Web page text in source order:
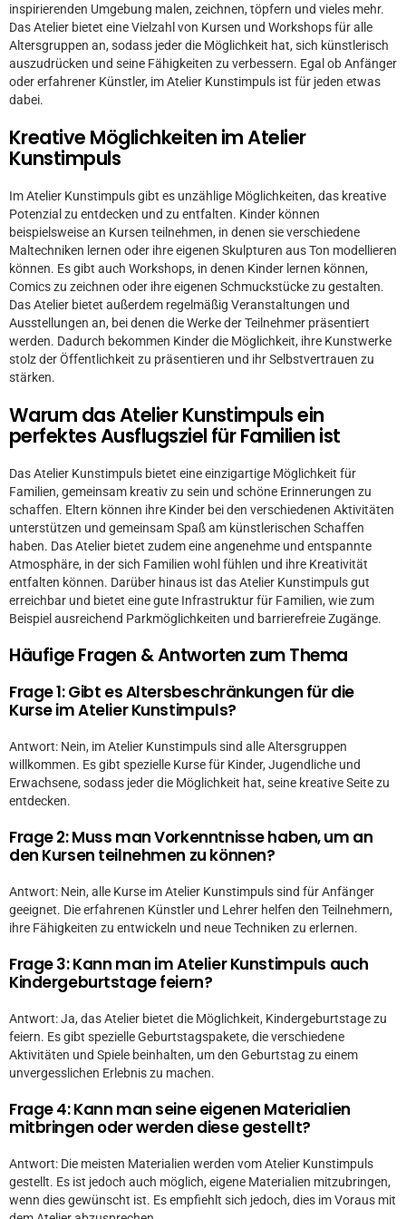
inspirierenden Umgebung malen, zeichnen, töpfern und vieles mehr.
Das Atelier bietet eine Vielzahl von Kursen und Workshops für alle
Altersgruppen an, sodass jeder die Möglichkeit hat, sich künstlerisch
auszudrücken und seine Fähigkeiten zu verbessern. Egal ob Anfänger
oder erfahrener Künstler, im Atelier Kunstimpuls ist für jeden etwas
dabei.
Kreative Möglichkeiten im Atelier
Kunstimpuls
Im Atelier Kunstimpuls gibt es unzählige Möglichkeiten, das kreative
Potenzial zu entdecken und zu entfalten. Kinder können
beispielsweise an Kursen teilnehmen, in denen sie verschiedene
Maltechniken lernen oder ihre eigenen Skulpturen aus Ton modellieren
können. Es gibt auch Workshops, in denen Kinder lernen können,
Comics zu zeichnen oder ihre eigenen Schmuckstücke zu gestalten.
Das Atelier bietet außerdem regelmäßig Veranstaltungen und
Ausstellungen an, bei denen die Werke der Teilnehmer präsentiert
werden. Dadurch bekommen Kinder die Möglichkeit, ihre Kunstwerke
stolz der Öffentlichkeit zu präsentieren und ihr Selbstvertrauen zu
stärken.
Warum das Atelier Kunstimpuls ein
perfektes Ausflugsziel für Familien ist
Das Atelier Kunstimpuls bietet eine einzigartige Möglichkeit für
Familien, gemeinsam kreativ zu sein und schöne Erinnerungen zu
schaffen. Eltern können ihre Kinder bei den verschiedenen Aktivitäten
unterstützen und gemeinsam Spaß am künstlerischen Schaffen
haben. Das Atelier bietet zudem eine angenehme und entspannte
Atmosphäre, in der sich Familien wohl fühlen und ihre Kreativität
entfalten können. Darüber hinaus ist das Atelier Kunstimpuls gut
erreichbar und bietet eine gute Infrastruktur für Familien, wie zum
Beispiel ausreichend Parkmöglichkeiten und barrierefreie Zugänge.
Häufige Fragen & Antworten zum Thema
Frage 1: Gibt es Altersbeschränkungen für die
Kurse im Atelier Kunstimpuls?
Antwort: Nein, im Atelier Kunstimpuls sind alle Altersgruppen
willkommen. Es gibt spezielle Kurse für Kinder, Jugendliche und
Erwachsene, sodass jeder die Möglichkeit hat, seine kreative Seite zu
entdecken.
Frage 2: Muss man Vorkenntnisse haben, um an
den Kursen teilnehmen zu können?
Antwort: Nein, alle Kurse im Atelier Kunstimpuls sind für Anfänger
geeignet. Die erfahrenen Künstler und Lehrer helfen den Teilnehmern,
ihre Fähigkeiten zu entwickeln und neue Techniken zu erlernen.
Frage 3: Kann man im Atelier Kunstimpuls auch
Kindergeburtstage feiern?
Antwort: Ja, das Atelier bietet die Möglichkeit, Kindergeburtstage zu
feiern. Es gibt spezielle Geburtstagspakete, die verschiedene
Aktivitäten und Spiele beinhalten, um den Geburtstag zu einem
unvergesslichen Erlebnis zu machen.
Frage 4: Kann man seine eigenen Materialien
mitbringen oder werden diese gestellt?
Antwort: Die meisten Materialien werden vom Atelier Kunstimpuls
gestellt. Es ist jedoch auch möglich, eigene Materialien mitzubringen,
wenn dies gewünscht ist. Es empfiehlt sich jedoch, dies im Voraus mit